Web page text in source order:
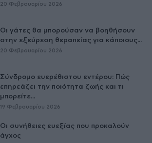
20 Φεβρουαρίου 2026
Οι γάτες θα μπορούσαν να βοηθήσουν
στην εξεύρεση θεραπείας για κάποιους...
20 Φεβρουαρίου 2026
Σύνδρομο ευερέθιστου εντέρου: Πώς
επηρεάζει την ποιότητα ζωής και τι
μπορείτε...
19 Φεβρουαρίου 2026
Οι συνήθειες ευεξίας που προκαλούν
άγχος